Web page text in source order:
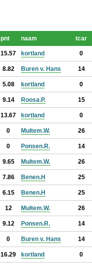
pnt naam tcar
15.57 kortland 0
8.82 Buren v. Hans 14
5.08 kortland 0
9.14 Roosa.P. 15
13.67 kortland 0
0 Multem.W. 26
0 Ponsen.R. 14
9.65 Multem.W. 26
7.86 Benen.H 25
6.15 Benen.H 25
12 Multem.W. 26
9.12 Ponsen.R. 14
0 Buren v. Hans 14
16.29 kortland 0